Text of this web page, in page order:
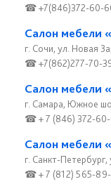
☎ +7(846)372-60-
Салон мебели
г. Сочи, ул. Новая
☎ +7(862)277-70-
Салон мебели
г. Самара, Южное
☎ + 7 (846) 372-
Салон мебели
г. Санкт-
☎ + 7 (812) 565-